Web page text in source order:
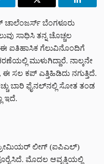
ಚಾಲೆಂಜರ್ಸ್ ಬೆಂಗಳೂರು
ಸಾಧಿಸಿ ತನ್ನ ಚೊಚ್ಚಲ
ಐತಿಹಾಸಿಕ ಗೆಲುವಿನೊಂದಿಗೆ
ಮುಳುಗಿದ್ದಾರೆ. ನಾಲ್ಕನೇ
ಸಲ ಕಪ್‌ ಎತ್ತಿಹಿಡಿದು ನಗುತ್ತಿದೆ.
ಬಾರಿ ಫೈನಲ್‌ನಲ್ಲಿ ಸೋತ ತಂಡ
ಇದೆ.
ಲೀಗ್ (ಐಪಿಎಲ್)
ಮೊದಲ ಆವೃತ್ತಿಯಲ್ಲಿ